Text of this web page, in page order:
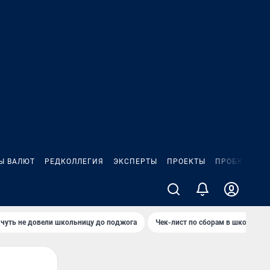
ВАЛЮТ РЕДКОЛЛЕГИЯ ЭКСПЕРТЫ ПРОЕКТЫ ПРОБКИ
не довели школьницу до поджога Чек-лист по сборам в школу в